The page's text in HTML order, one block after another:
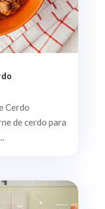
Cerdo
de cerdo para